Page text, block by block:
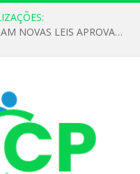
DECLARAMOS QUE NÃO HOUVERAM NOVAS LEIS APROVADAS ATÉ O MOMENTO PARA O INSTITUTO DE PREVIDÊNCIA NO ANO DE 2026